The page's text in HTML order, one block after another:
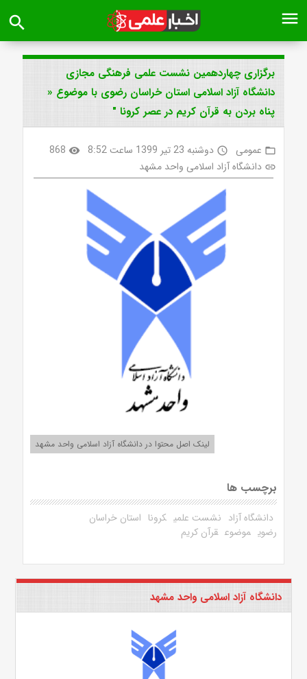
menu
search
برگزاری چهاردهمین نشست علمی فرهنگی مجازی
دانشگاه آزاد اسلامی استان خراسان رضوی با موضوع «
پناه بردن به قرآن کریم در عصر کرونا "
folder_open عمومی access_time دوشنبه 23 تیر 1399 ساعت 8:52 visibility
868
link دانشگاه آزاد اسلامی واحد مشهد
لینک اصل محتوا در دانشگاه آزاد اسلامی واحد مشهد
برچسب ها
دانشگاه آزاد نشست علمی کرونا استان خراسان
رضوی موضوع قرآن کریم
دانشگاه آزاد اسلامی واحد مشهد